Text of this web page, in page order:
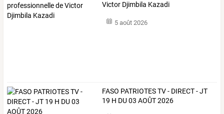
Victor Djimbila Kazadi
5 août 2026
FASO PATRIOTES TV - DIRECT - JT
19 H DU 03 AOÛT 2026